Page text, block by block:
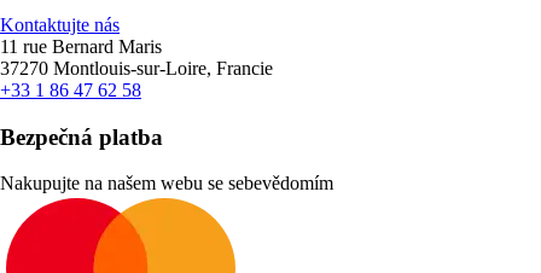
Kontaktujte nás
11 rue Bernard Maris
37270 Montlouis-sur-Loire, Francie
+33 1 86 47 62 58
Bezpečná platba
Nakupujte na našem webu se sebevědomím